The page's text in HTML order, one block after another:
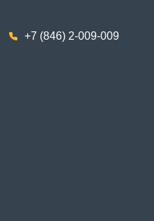
+7 (846) 2-009-009